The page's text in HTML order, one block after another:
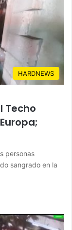
HARDNEWS
Techo
personas
sangrado en la